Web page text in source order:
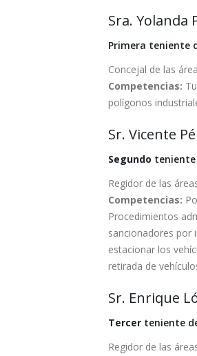
Sra. Yolanda
Primera teniente
Concejal de las
Competencias:
polígonos
Sr. Vicente
Segundo
Regidor de las
Competencias:
Procedimientos
sancionadores por
estacionar los
retirada de
Sr. Enrique
Tercer teniente
Regidor de las